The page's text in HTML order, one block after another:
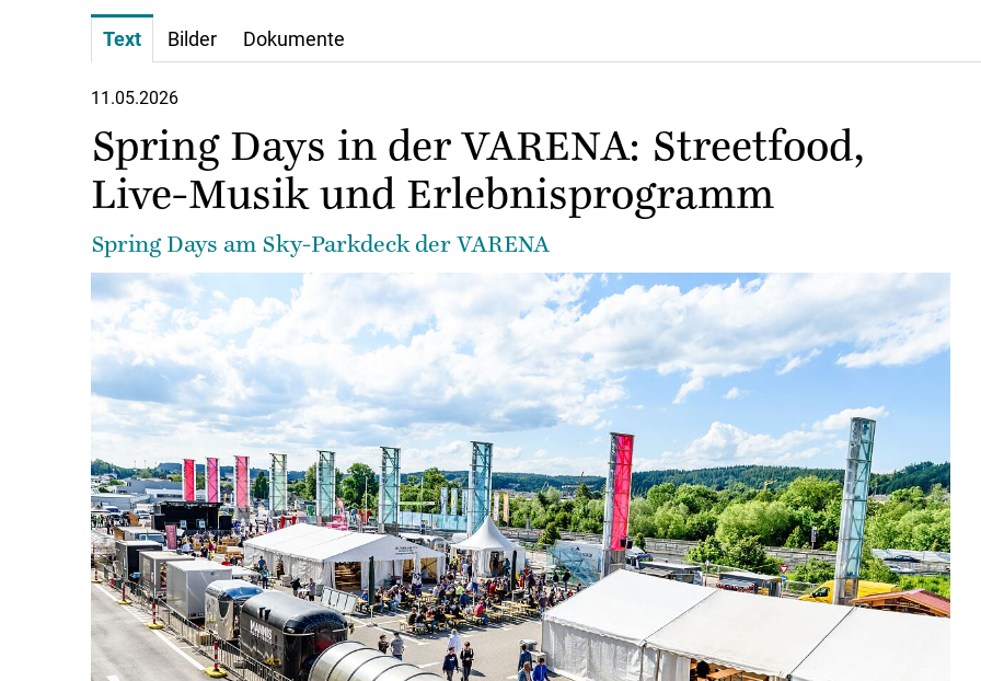
Text Bilder Dokumente
11.05.2026
Spring Days in der VARENA: Streetfood,
Live-Musik und Erlebnisprogramm
Spring Days am Sky-Parkdeck der VARENA